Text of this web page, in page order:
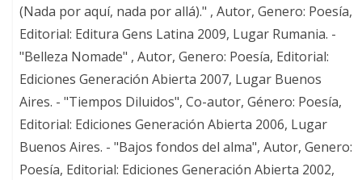
(Nada por aquí, nada por allá)." , Autor, Genero: Poesía,
Editorial: Editura Gens Latina 2009, Lugar Rumania. -
"Belleza Nomade" , Autor, Genero: Poesía, Editorial:
Ediciones Generación Abierta 2007, Lugar Buenos
Aires. - "Tiempos Diluidos", Co-autor, Género: Poesía,
Editorial: Ediciones Generación Abierta 2006, Lugar
Buenos Aires. - "Bajos fondos del alma", Autor, Genero:
Poesía, Editorial: Ediciones Generación Abierta 2002,